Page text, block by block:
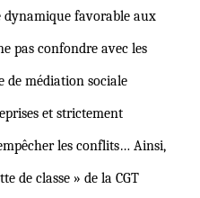
favorable aux
pas confondre avec les
de médiation sociale
et strictement
les conflits… Ainsi,
de classe » de la CGT